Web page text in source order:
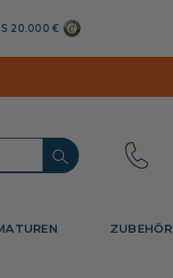
20.000 €
ZUBEHÖR